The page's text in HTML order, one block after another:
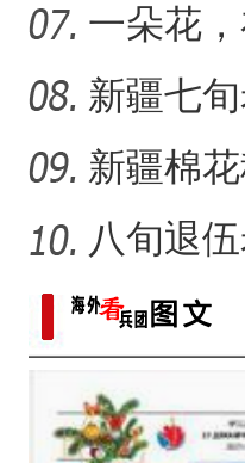
【与
统符号
一朵花
沙又致
新疆七
日记记
变
新疆棉
机械化
八旬退
半生光阴